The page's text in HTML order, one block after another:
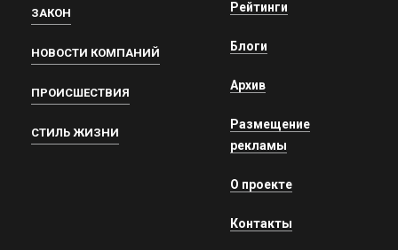
ЗАКОН
НОВОСТИ КОМПАНИЙ
ПРОИСШЕСТВИЯ
СТИЛЬ ЖИЗНИ
Рейтинги
Блоги
Архив
Размещение
рекламы
О проекте
Контакты